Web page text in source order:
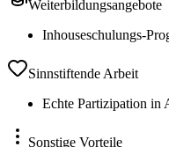
Weiterbildungsangebote
Inhouseschulungs-
Sinnstiftende Arbeit
Echte Partizipation in
Sonstige Vorteile